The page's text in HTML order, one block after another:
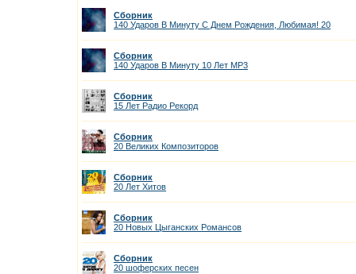
Сборник
140 Ударов В Минуту С Днем Рождения, Любимая! 20
Сборник
140 Ударов В Минуту 10 Лет МР3
Сборник
15 Лет Радио Рекорд
Сборник
20 Великих Композиторов
Сборник
20 Лет Хитов
Сборник
20 Новых Цыганских Романсов
Сборник
20 шоферских песен